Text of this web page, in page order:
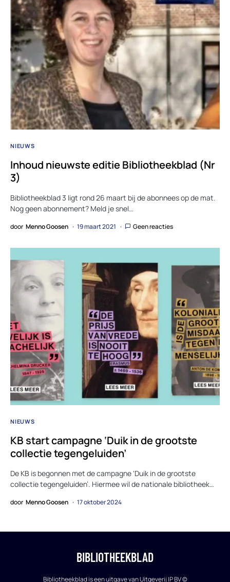
NIEUWS
Inhoud nieuwste editie Bibliotheekblad (Nr
3)
Bibliotheekblad 3 ligt rond 26 maart bij de abonnees op de mat.
Nog geen abonnement? Meld je snel…
door Menno Goosen 19 maart 2021 Geen reacties
NIEUWS
KB start campagne ‘Duik in de grootste
collectie tegengeluiden’
De KB is begonnen met de campagne ‘Duik in de grootste
collectie tegengeluiden’. Hiermee wil de nationale bibliotheek…
door Menno Goosen 17 oktober 2024
BIBLIOTHEEKBLAD
Bibliotheekblad is een uitgave van Uitgeverij IP BV ©